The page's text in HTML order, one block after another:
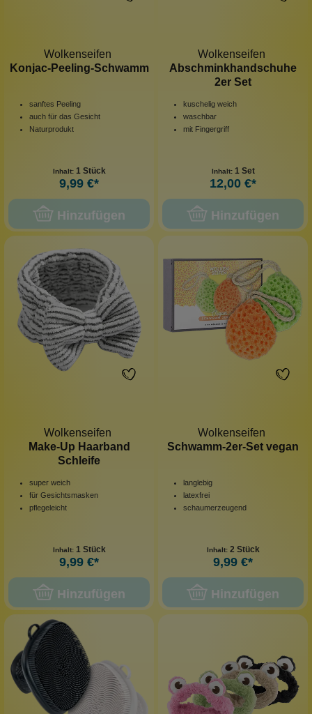
Wolkenseifen
Konjac-Peeling-Schwamm
sanftes Peeling
auch für das Gesicht
Naturprodukt
Inhalt: 1 Stück
9,99 €*
Hinzufügen
Wolkenseifen
Abschminkhandschuhe
2er Set
kuschelig weich
waschbar
mit Fingergriff
Inhalt: 1 Set
12,00 €*
Hinzufügen
Wolkenseifen
Make-Up Haarband
Schleife
super weich
für Gesichtsmasken
pflegeleicht
Inhalt: 1 Stück
9,99 €*
Hinzufügen
Wolkenseifen
Schwamm-2er-Set vegan
langlebig
latexfrei
schaumerzeugend
Inhalt: 2 Stück
9,99 €*
Hinzufügen